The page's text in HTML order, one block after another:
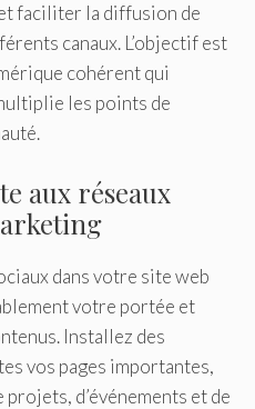
faciliter la diffusion de
canaux. L’objectif est
cohérent qui
les points de
aux réseaux
dans votre site web
votre portée et
Installez des
vos pages importantes,
d’événements et de